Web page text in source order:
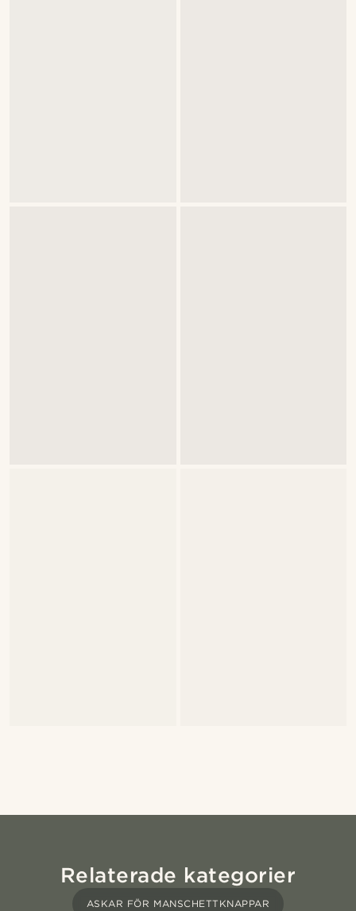
Relaterade kategorier
ASKAR FÖR MANSCHETTKNAPPAR